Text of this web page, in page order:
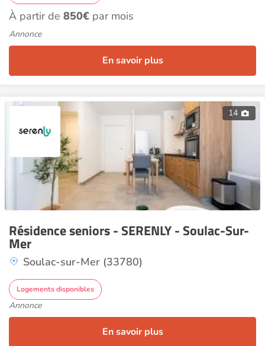
À partir de 850€ par mois
Annonce
En savoir plus
14
Résidence seniors - SERENLY - Soulac-Sur-
Mer
Soulac-sur-Mer (33780)
Logements disponibles
Annonce
En savoir plus